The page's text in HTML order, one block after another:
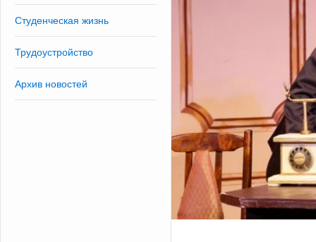
Студенческая жизнь
Трудоустройство
Архив новостей